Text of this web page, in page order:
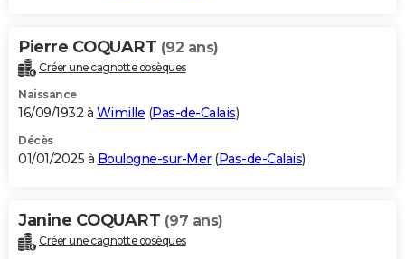
Pierre COQUART (92 ans)
Créer une cagnotte obsèques
Naissance
16/09/1932 à Wimille (Pas-de-Calais)
Décès
01/01/2025 à Boulogne-sur-Mer(Pas-de-Calais)
Janine COQUART (97 ans)
Créer une cagnotte obsèques